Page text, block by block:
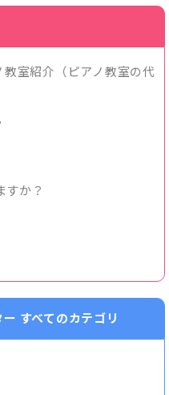
教室紹介（ピアノ教室の代
すか？
すべてのカテゴリ